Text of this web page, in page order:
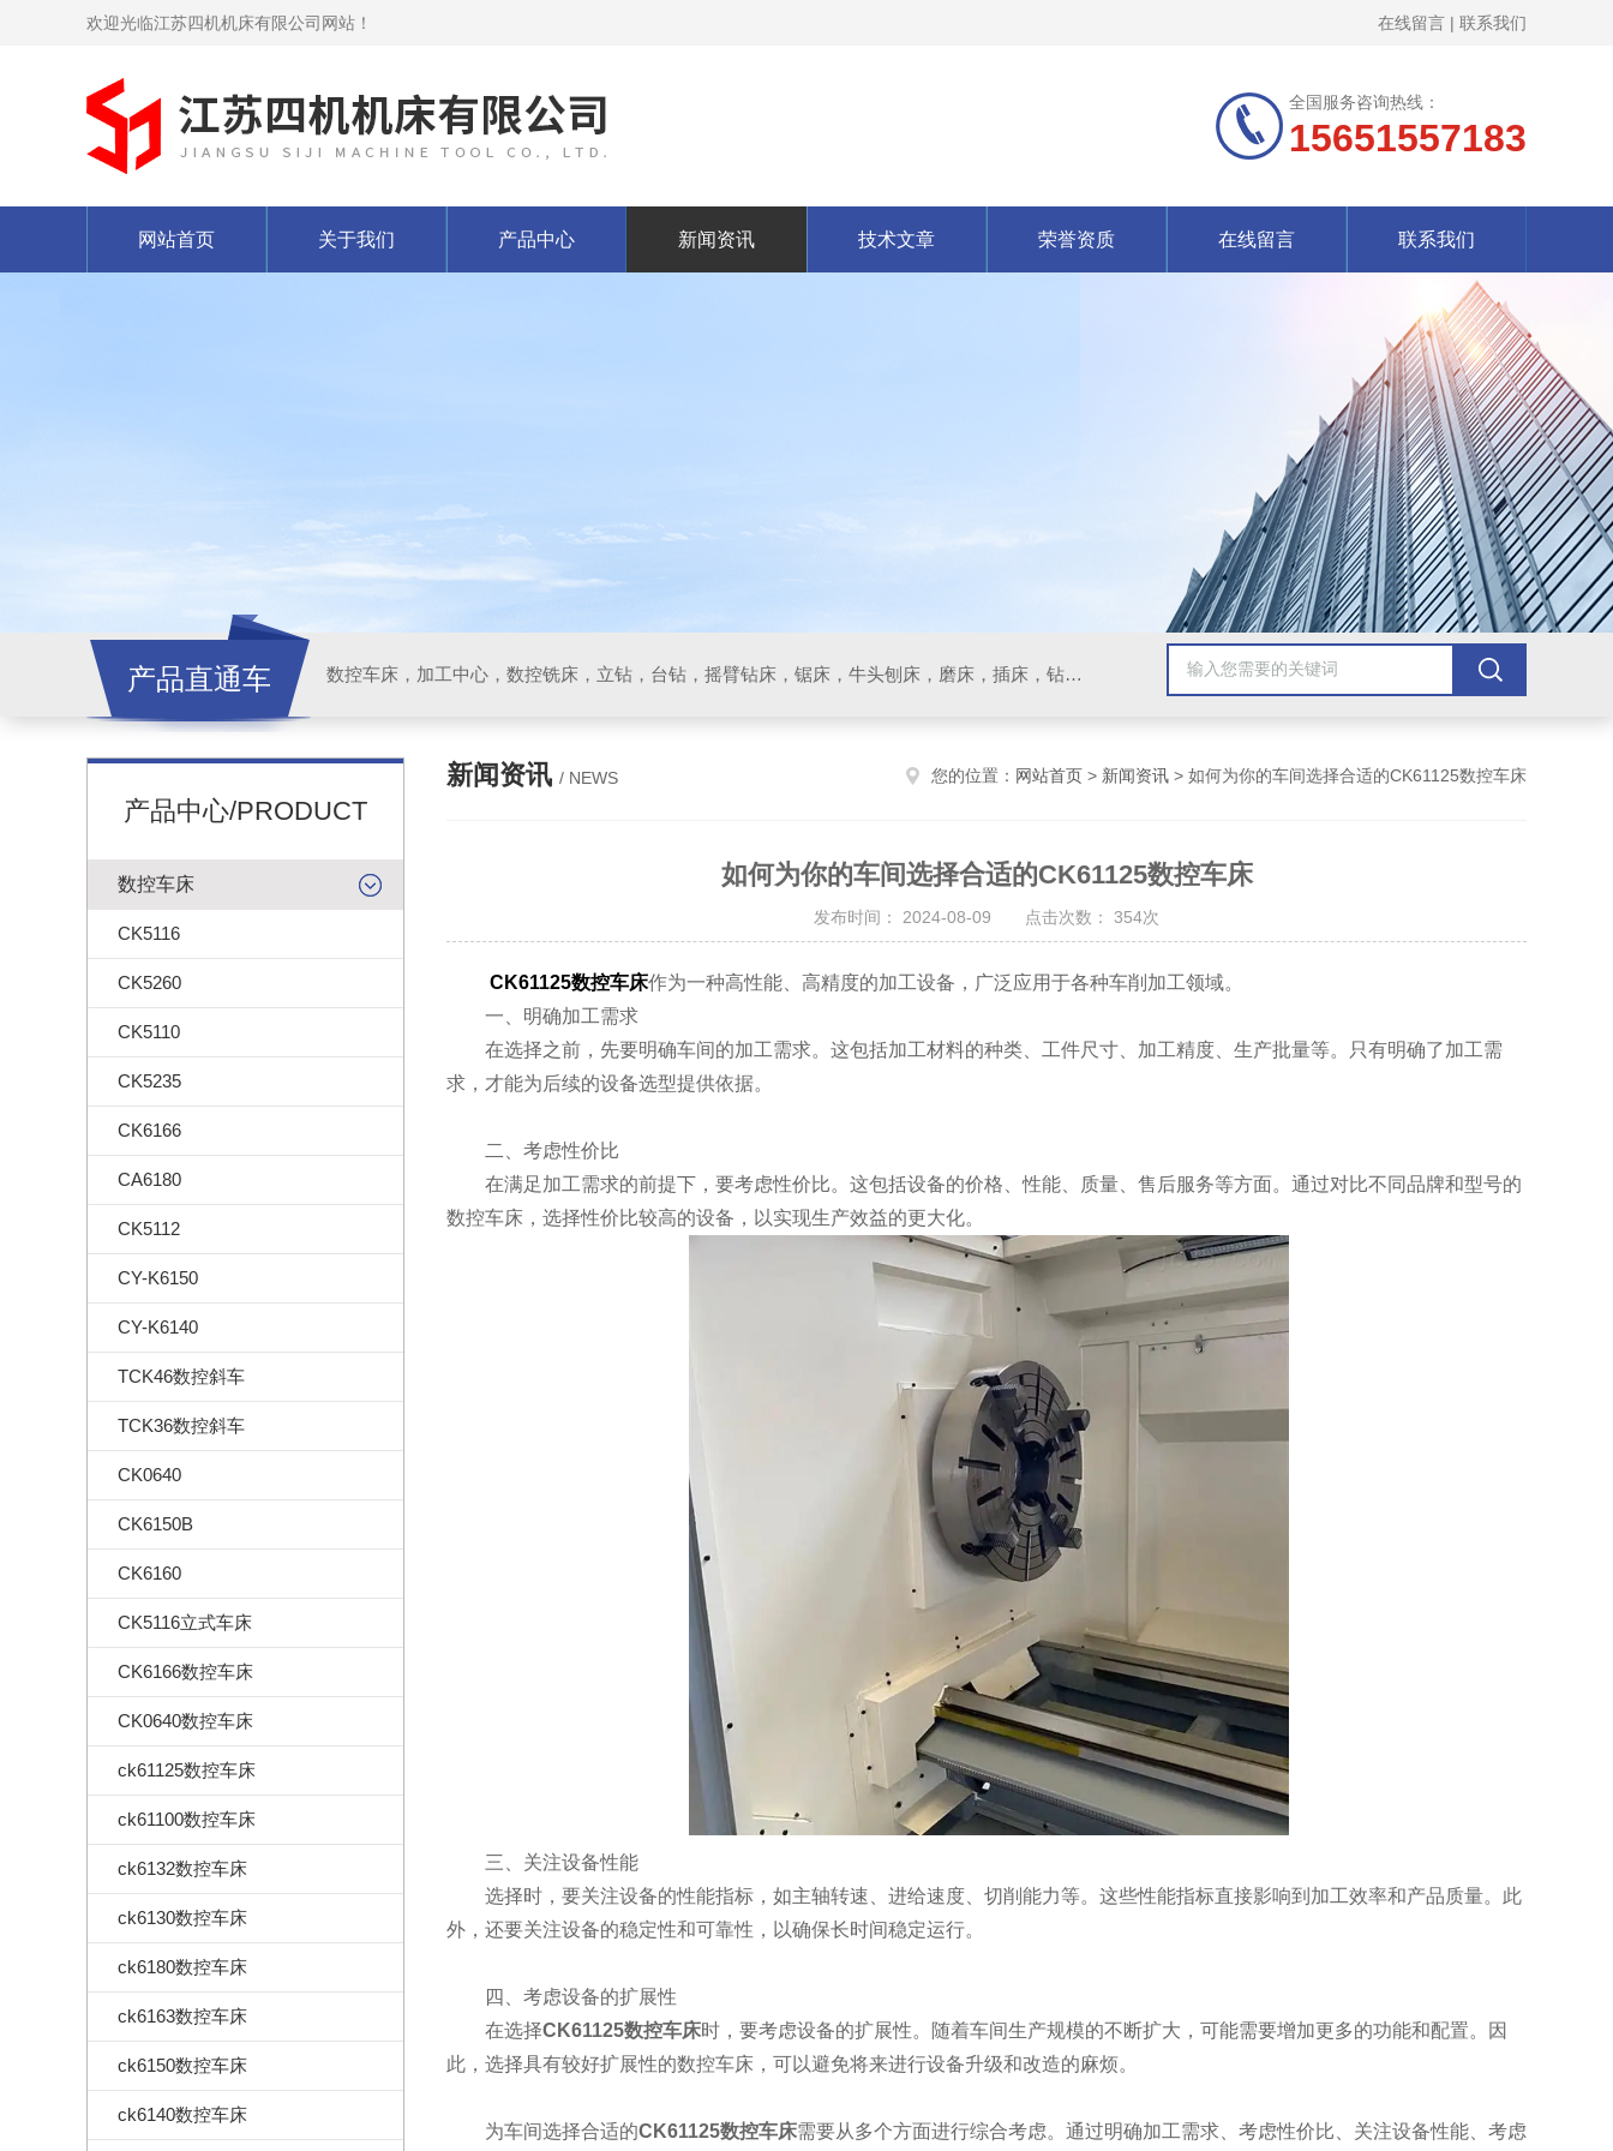
欢迎光临江苏四机机床有限公司网站！ 在线留言 | 联系我们
全国服务咨询热线：
15651557183
网站首页 关于我们 产品中心 新闻资讯 技术文章 荣誉资质 在线留言 联系我们
产品直通车 数控车床，加工中心，数控铣床，立钻，台钻，摇臂钻床，锯床，牛头刨床，磨床，插床，钻铣床，滚齿机
产品中心/PRODUCT
数控车床
CK5116
CK5260
CK5110
CK5235
CK6166
CA6180
CK5112
CY-K6150
CY-K6140
TCK46数控斜车
TCK36数控斜车
CK0640
CK6150B
CK6160
CK5116立式车床
CK6166数控车床
CK0640数控车床
ck61125数控车床
ck61100数控车床
ck6132数控车床
ck6130数控车床
ck6180数控车床
ck6163数控车床
ck6150数控车床
ck6140数控车床
新闻资讯 / NEWS 您的位置： 网站首页 > 新闻资讯 > 如何为你的车间选择合适的CK61125数控车床
如何为你的车间选择合适的CK61125数控车床
发布时间： 2024-08-09 点击次数： 354次
CK61125数控车床作为一种高性能、高精度的加工设备，广泛应用于各种车削加工领域。
一、明确加工需求
在选择之前，先要明确车间的加工需求。这包括加工材料的种类、工件尺寸、加工精度、生产批量等。只有明确了加工需
求，才能为后续的设备选型提供依据。
二、考虑性价比
在满足加工需求的前提下，要考虑性价比。这包括设备的价格、性能、质量、售后服务等方面。通过对比不同品牌和型号的
数控车床，选择性价比较高的设备，以实现生产效益的更大化。
三、关注设备性能
选择时，要关注设备的性能指标，如主轴转速、进给速度、切削能力等。这些性能指标直接影响到加工效率和产品质量。此
外，还要关注设备的稳定性和可靠性，以确保长时间稳定运行。
四、考虑设备的扩展性
在选择CK61125数控车床时，要考虑设备的扩展性。随着车间生产规模的不断扩大，可能需要增加更多的功能和配置。因
此，选择具有较好扩展性的数控车床，可以避免将来进行设备升级和改造的麻烦。
为车间选择合适的CK61125数控车床需要从多个方面进行综合考虑。通过明确加工需求、考虑性价比、关注设备性能、考虑